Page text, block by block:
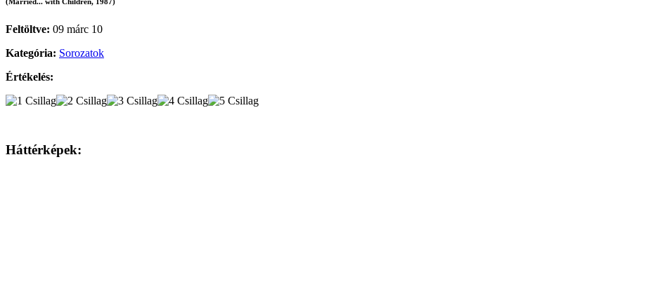
Feltöltve: 09 márc 10
Kategória: Sorozatok
Értékelés:
Háttérképek: